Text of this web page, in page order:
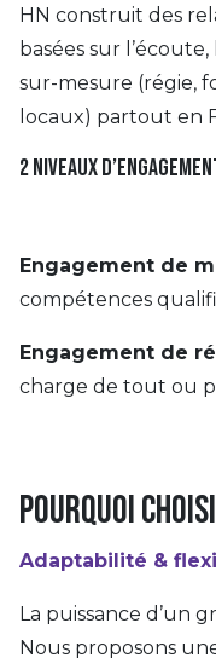
HN construit des
basées sur
sur-mesure (régie,
locaux) partout en
2 niveaux
Engagement de
compétences
Engagement de
charge de tout ou
Pourquoi
Adaptabilité &
La puissance d’un
Nous proposons